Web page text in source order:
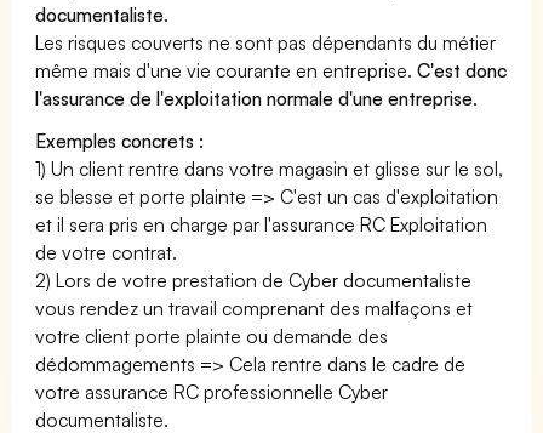
documentaliste.
Les risques couverts ne sont pas dépendants du métier
même mais d'une vie courante en entreprise.C'est donc
l'assurance de l'exploitation normale d'une entreprise.
Exemples concrets :
1) Un client rentre dans votre magasin et glisse sur le sol,
se blesse et porte plainte => C'est un cas d'exploitation
et il sera pris en charge par l'assurance RC Exploitation
de votre contrat.
2) Lors de votre prestation de Cyber documentaliste
vous rendez un travail comprenant des malfaçons et
votre client porte plainte ou demande des
dédommagements => Cela rentre dans le cadre de
votre assurance RC professionnelle Cyber
documentaliste.